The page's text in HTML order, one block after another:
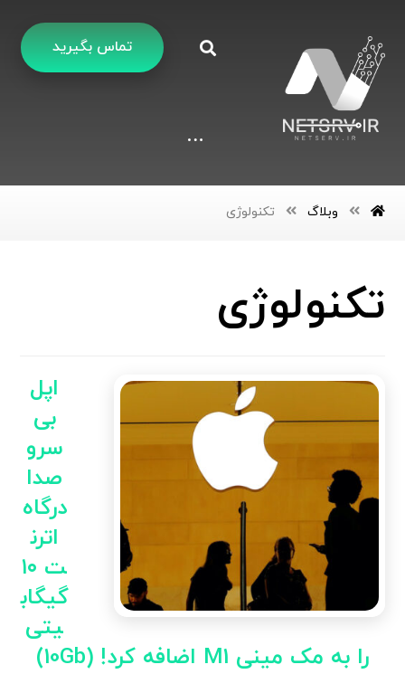
تماس بگیرید
وبلاگ تکنولوژی
تکنولوژی
اپل
بی
سرو
صدا
درگاه
اترن
ت ۱۰
گیگاب
یتی
را به مک مینی M1 اضافه کرد! (10Gb)